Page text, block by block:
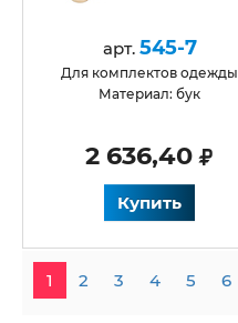
арт. 545-7
для комплектов одежды
Материал: бук
2 636,40
Купить
1 2 3 4 5 6